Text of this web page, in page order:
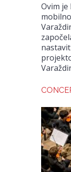
Ovim